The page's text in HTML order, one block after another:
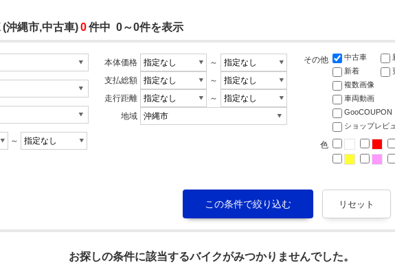
沖縄市,中古車)0件中 0～0件を表示
～
本体価格
～
支払総額
～
走行距離
～
地域
その他 中古車
新着
複数画像
車両動画
GooCOUPON
ショップレビ
色
お探しの条件に該当するバイクがみつかりませんでした。